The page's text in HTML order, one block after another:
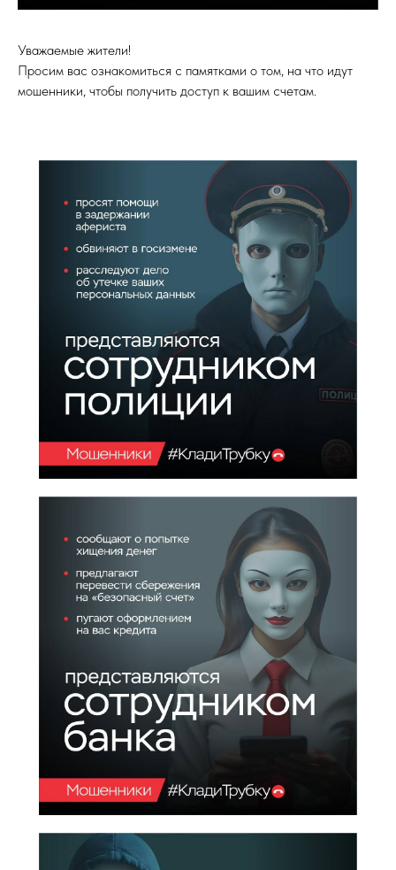
Уважаемые жители!
Просим вас ознакомиться с памятками о том, на что идут
мошенники, чтобы получить доступ к вашим счетам.